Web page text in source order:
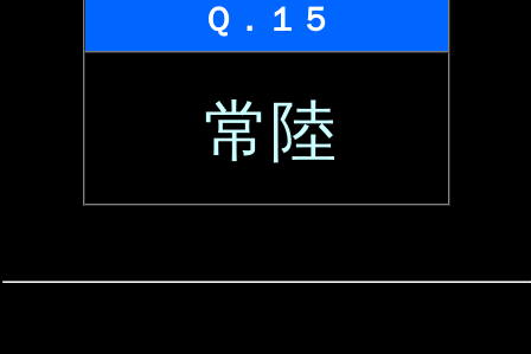
Ｑ．１５
常陸